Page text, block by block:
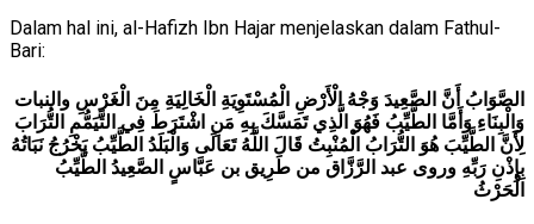
Dalam hal ini, al-Hafizh Ibn Hajar menjelaskan dalam Fathul-
Bari:
الصَّوَابُ أَنَّ الصَّعِيدَ وَجْهُ الْأَرْضِ الْمُسْتَوِيَةِ الْخَالِيَةِ مِنَ الْغَرْسِ والنبات
وَالْبِنَاءِ وَأَمَّا الطَّيِّبُ فَهُوَ الَّذِي تَمَسَّكَ بِهِ مَنِ اشْتَرَطَ فِي التَّيَمُّمِ التُّرَابَ
لِأَنَّ الطَّيِّبَ هُوَ التُّرَابُ الْمُنْبِتُ قَالَ اللَّهُ تَعَالَى وَالْبَلَدُ الطَّيِّبُ يَخْرُجُ نَبَاتُهُ
بِإِذْنِ رَبِّهِ وروى عبد الرَّزَّاق من طَرِيق بن عَبَّاسٍ الصَّعِيدُ الطَّيِّبُ
الْحَرْثُ